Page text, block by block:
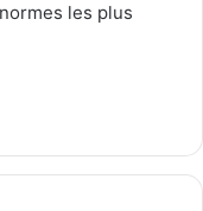
les plus